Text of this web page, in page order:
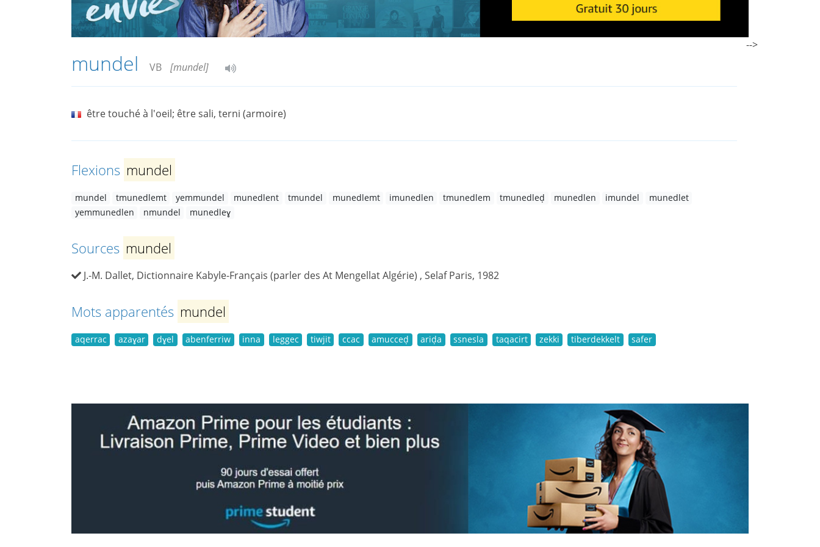
mundel VB [mundel]
être touché à l'oeil; être sali, terni (armoire)
Flexions mundel
mundel tmunedlemt yemmundel munedlent tmundel munedlemt imunedlen tmunedlem tmunedleḍ munedlen imundel
munedlet
yemmunedlen
nmundel munedleɣ
Sources mundel
J.-M. Dallet, Dictionnaire Kabyle-Français (parler des At Mengellat Algérie) , Selaf Paris, 1982
Mots apparentés mundel
aqerrac azaɣar dɣel abenferriw inna leggec tiwjit ccac amucceḍ ariḍa ssnesla taqacirt zekki tiberdekkelt safer
-->